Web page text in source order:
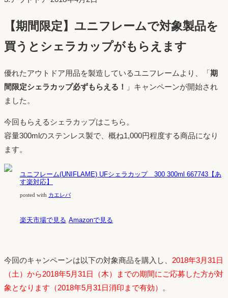
日：
【期間限定】ユニフレームで対象製品を
買うとシェラカップがもらえます
優れたアウトドア用品を製造しているユニフレームより、「期
間限定シェラカップ必ずもらえる！
」キャンペーンが開始され
ました。
今回もらえるシェラカップはこちら。
容量300mlのステンレス製で、概ね1,000円程度する商品になり
ます。
ユニフレーム(UNIFLAME) UFシェラカップ 300 300ml 667743【あ
す楽対応】
posted with カエレバ
楽天市場で見る Amazonで見る
今回のキャンペーンは以下の対象商品を購入し、 2018年3月31日
（土）から2018年5月31日（木）までの期間にご応募した方が対
象となります（2018年5月31日消印まで有効）
。